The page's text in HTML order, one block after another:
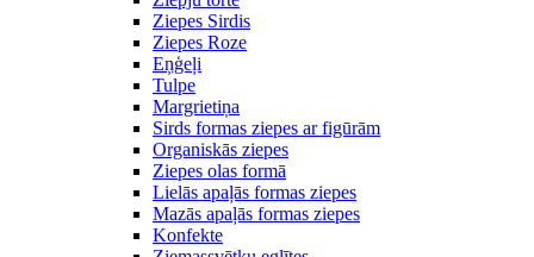
Ziepes Sirdis
Ziepes Roze
Eņģeļi
Tulpe
Margrietiņa
Sirds formas ziepes ar figūrām
Organiskās ziepes
Ziepes olas formā
Lielās apaļās formas ziepes
Mazās apaļās formas ziepes
Konfekte